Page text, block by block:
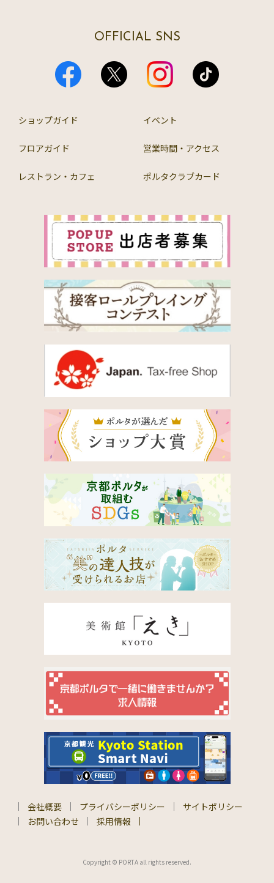
OFFICIAL SNS
ショップガイド イベント
フロアガイド 営業時間・アクセス
レストラン・カフェ ポルタクラブカード
会社概要 プライバシーポリシー
サイトポリシー
お問い合わせ
採用情報
Copyright © PORTA all rights reserved.